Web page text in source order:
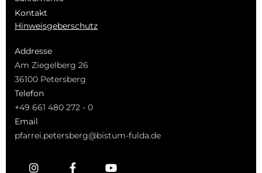
Kontakt
Hinweisgeberschutz
Addresse
Am Ziegelberg 26
36100 Petersberg
Telefon
+49 661 480 272 - 0
Email
pfarrei.petersberg@bistum-fulda.de